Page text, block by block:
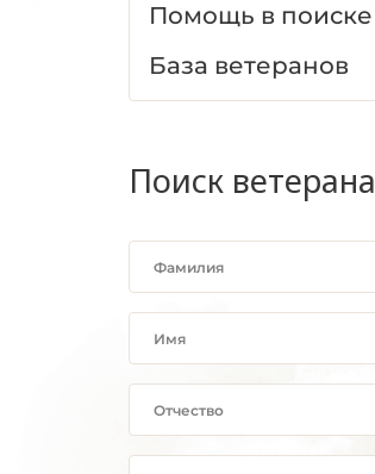
Помощь в поиске
База ветеранов
Поиск ветерана